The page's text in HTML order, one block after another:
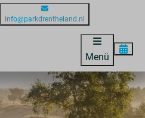
info@parkdrentheland.nl
Menü